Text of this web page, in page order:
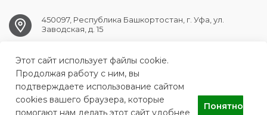
450097, Республика Башкортостан, г. Уфа, ул.
Заводская, д. 15
UFA.RSP@doctorrb.ru
АУЗ Республиканская стоматологическая поликлиника
Этот сайт использует файлы cookie.
Продолжая работу с ним, вы
подтверждаете использование сайтом
cookies вашего браузера, которые
помогают нам делать этот сайт удобнее
Понятно